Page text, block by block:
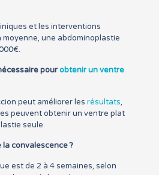
et les interventions
moyenne, une abdominoplastie
pourobtenir unventre
peut améliorer les résultats,
peuvent obtenir un ventre plat
seule.
convalescence ?
est de 2 à 4 semaines, selon